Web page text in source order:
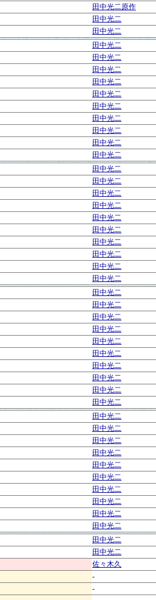
田中光二原作
田中光二
田中光二
田中光二
田中光二
田中光二
田中光二
田中光二
田中光二
田中光二
田中光二
田中光二
田中光二
田中光二
田中光二
田中光二
田中光二
田中光二
田中光二
田中光二
田中光二
田中光二
田中光二
田中光二
田中光二
田中光二
田中光二
田中光二
田中光二
田中光二
田中光二
田中光二
田中光二
田中光二
田中光二
田中光二
田中光二
田中光二
田中光二
田中光二
田中光二
田中光二
田中光二
田中光二
田中光二
佐々木久
-
-